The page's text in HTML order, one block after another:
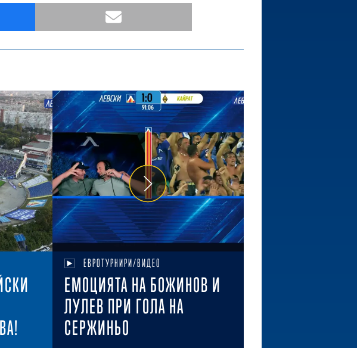
ЕВРОТУРНИРИ/ВИДЕО
ЕМОЦИЯТА НА БОЖИНОВ И
ЛУЛЕВ ПРИ ГОЛА НА
СЕРЖИНЬО